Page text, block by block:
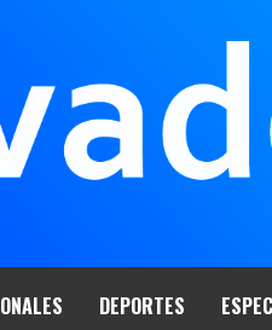
DEPORTES